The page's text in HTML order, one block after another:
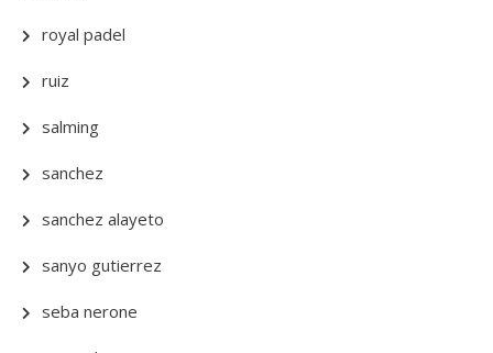
royal padel
ruiz
salming
sanchez
sanchez alayeto
sanyo gutierrez
seba nerone